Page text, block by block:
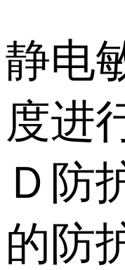
静电
度进
Ｄ防
的防